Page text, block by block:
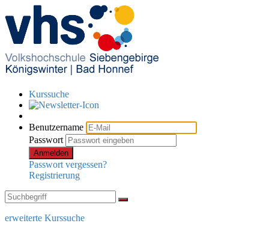
Kurssuche
Benutzername
Passwort
Anmelden
Passwort vergessen?
Registrierung
erweiterte Kurssuche